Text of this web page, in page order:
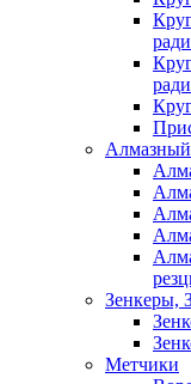
Зенкеры,
Метчики